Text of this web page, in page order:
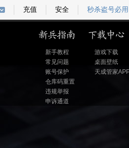
新手教程
常见问题
账号保护
仓库码重置
违规举报
申诉通道
游戏下载
桌面壁纸
天成管家
充值 安全 秒杀盗号必用